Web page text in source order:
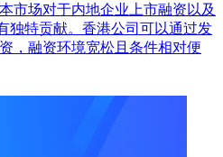
市场对于内地企业上市融资以及
独特贡献。香港公司可以通过发
，融资环境宽松且条件相对便